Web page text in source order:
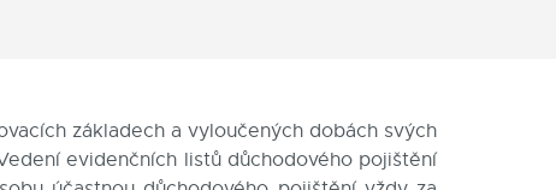
základech a vyloučených dobách svých
evidenčních listů důchodového pojištění